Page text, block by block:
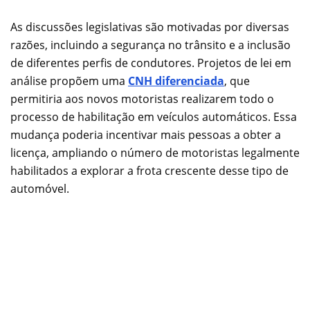
As discussões legislativas são motivadas por diversas
razões, incluindo a segurança no trânsito e a inclusão
de diferentes perfis de condutores. Projetos de lei em
análise propõem uma CNH diferenciada, que
permitiria aos novos motoristas realizarem todo o
processo de habilitação em veículos automáticos. Essa
mudança poderia incentivar mais pessoas a obter a
licença, ampliando o número de motoristas legalmente
habilitados a explorar a frota crescente desse tipo de
automóvel.